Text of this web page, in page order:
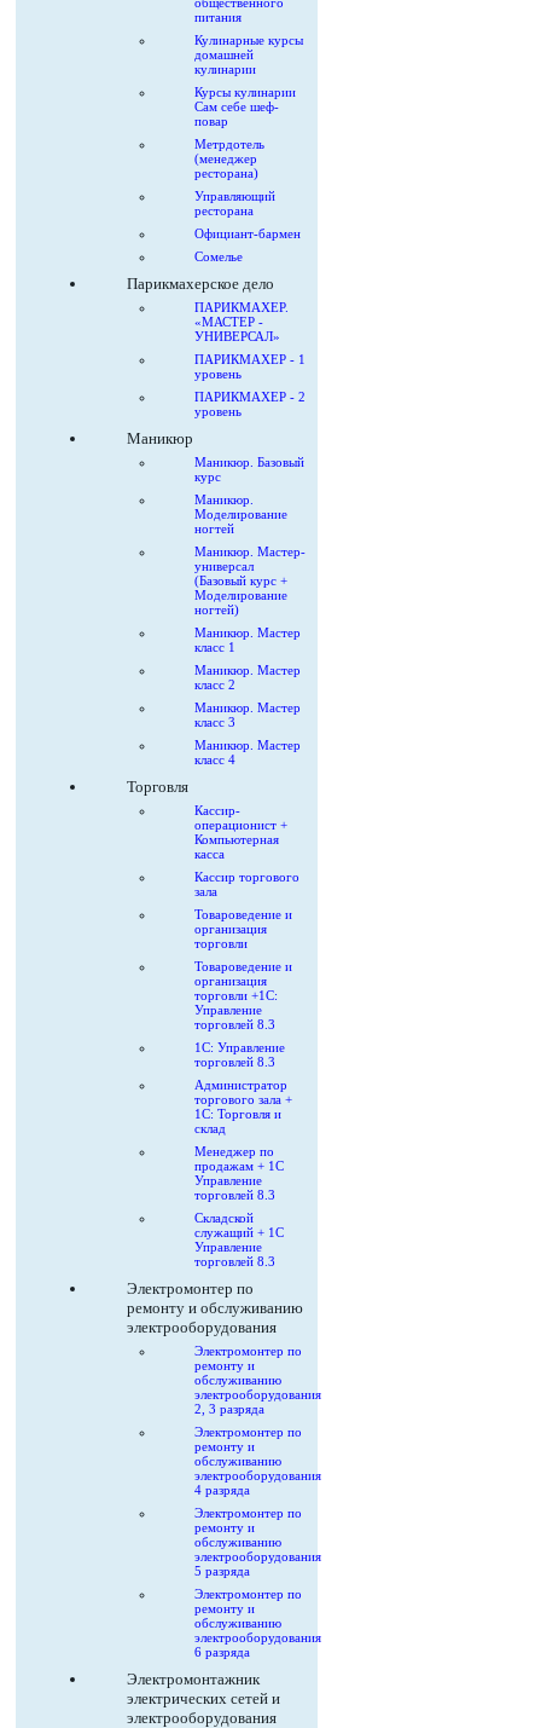
питания
Кулинарные курсы
домашней
кулинарии
Курсы кулинарии
Сам себе шеф-
повар
Метрдотель
(менеджер
ресторана)
Управляющий
ресторана
Официант-бармен
Сомелье
Парикмахерское дело
ПАРИКМАХЕР.
«МАСТЕР -
УНИВЕРСАЛ»
ПАРИКМАХЕР - 1
уровень
ПАРИКМАХЕР - 2
уровень
Маникюр
Маникюр. Базовый
курс
Маникюр.
Моделирование
ногтей
Маникюр. Мастер-
универсал
(Базовый курс +
Моделирование
ногтей)
Маникюр. Мастер
класс 1
Маникюр. Мастер
класс 2
Маникюр. Мастер
класс 3
Маникюр. Мастер
класс 4
Торговля
Кассир-
операционист +
Компьютерная
касса
Кассир торгового
зала
Товароведение и
организация
торговли
Товароведение и
организация
торговли +1С:
Управление
торговлей 8.3
1С: Управление
торговлей 8.3
Администратор
торгового зала +
1С: Торговля и
склад
Менеджер по
продажам + 1С
Управление
торговлей 8.3
Складской
служащий + 1С
Управление
торговлей 8.3
Электромонтер по
ремонту и обслуживанию
электрооборудования
Электромонтер по
ремонту и
обслуживанию
электрооборудования
2, 3 разряда
Электромонтер по
ремонту и
обслуживанию
электрооборудования
4 разряда
Электромонтер по
ремонту и
обслуживанию
электрооборудования
5 разряда
Электромонтер по
ремонту и
обслуживанию
электрооборудования
6 разряда
Электромонтажник
электрических сетей и
электрооборудования